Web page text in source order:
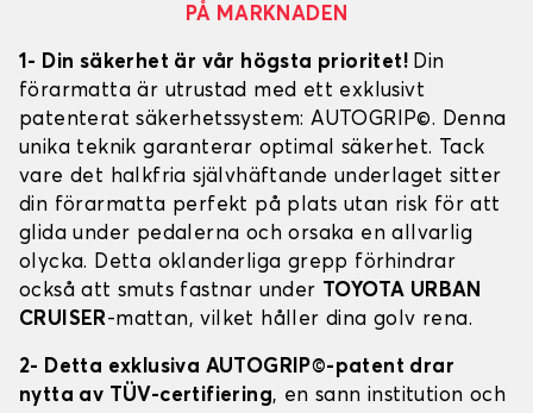
PÅ MARKNADEN
1- Din säkerhet är vår högsta prioritet! Din
förarmatta är utrustad med ett exklusivt
patenterat säkerhetssystem: AUTOGRIP©. Denna
unika teknik garanterar optimal säkerhet. Tack
vare det halkfria självhäftande underlaget sitter
din förarmatta perfekt på plats utan risk för att
glida under pedalerna och orsaka en allvarlig
olycka. Detta oklanderliga grepp förhindrar
också att smuts fastnar under TOYOTA URBAN
CRUISER-mattan, vilket håller dina golv rena.
2- Detta exklusiva AUTOGRIP©-patent drar
nytta av TÜV-certifiering, en sann institution och